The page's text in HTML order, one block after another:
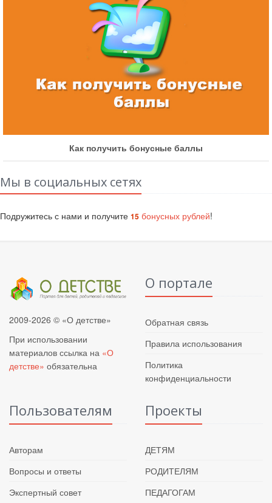
Как получить бонусные баллы
Мы в социальных сетях
Подружитесь с нами и получите 15 бонусных рублей!
2009-2026 © «О детстве»
При использовании
материалов ссылка на «О
детстве» обязательна
О портале
Обратная связь
Правила использования
Политика
конфиденциальности
Пользователям
Авторам
Вопросы и ответы
Экспертный совет
Проекты
ДЕТЯМ
РОДИТЕЛЯМ
ПЕДАГОГАМ